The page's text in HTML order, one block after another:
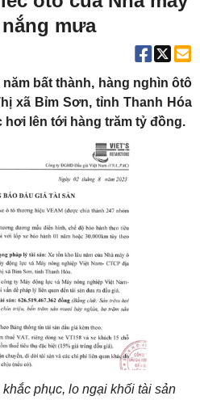
mưa
bất thành, hàng nghìn ôtô
xã Bỉm Sơn, tỉnh Thanh Hóa
hơi lên tới hàng trăm tỷ đồng.
phục, lo ngại khối tài sản